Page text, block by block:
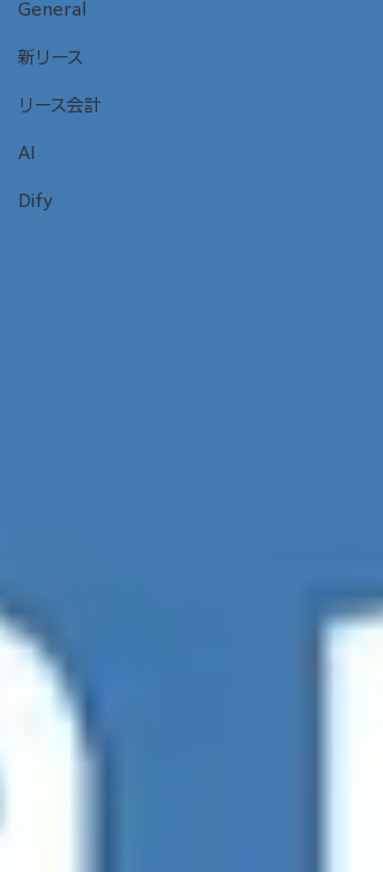
General
新リース
リース会計
AI
Dify